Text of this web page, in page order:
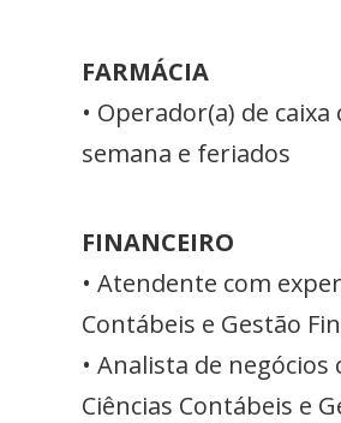
FARMÁCIA
• Operador(a) de
semana e feriados
FINANCEIRO
• Atendente com
Contábeis e Gestão
• Analista de
Ciências Contábeis e